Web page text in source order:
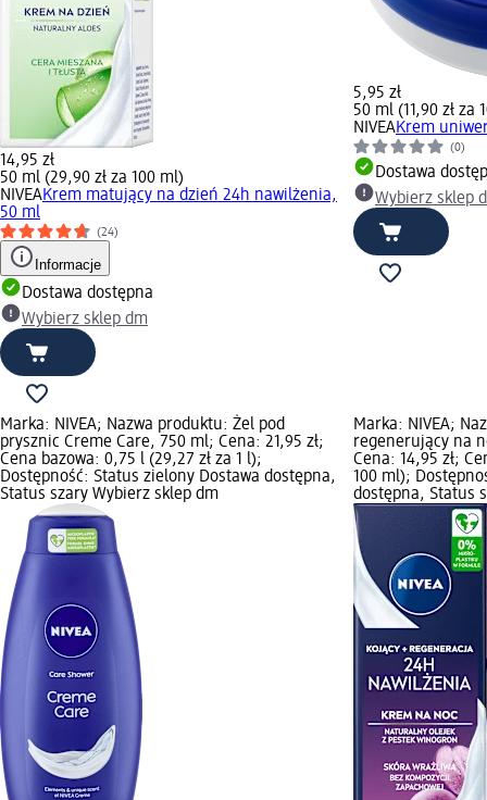
14,95 zł
50 ml (29,90 zł za 100 ml)
NIVEAKrem matujący na dzień 24h nawilżenia,
50 ml
(24)
Informacje
Dostawa dostępna
Wybierz sklep dm
5,95 zł
50 ml (11,90 zł za
NIVEAKrem
(0)
Dostawa
Wybierz sklep
Marka: NIVEA; Nazwa produktu: Żel pod
prysznic Creme Care, 750 ml; Cena: 21,95 zł;
Cena bazowa: 0,75 l (29,27 zł za 1 l);
Dostępność: Status zielony Dostawa dostępna,
Status szary Wybierz sklep dm
Marka: NIVEA;
regenerujący na
Cena: 14,95 zł;
100 ml);
dostępna, Status